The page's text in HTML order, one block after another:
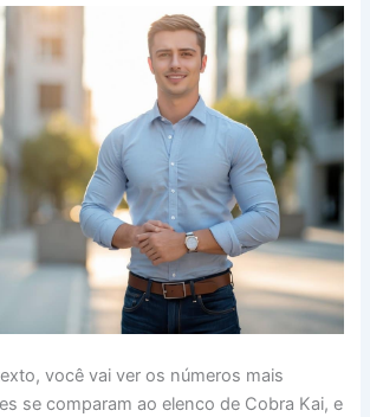
você vai ver os números mais
se comparam ao elenco de Cobra Kai, e